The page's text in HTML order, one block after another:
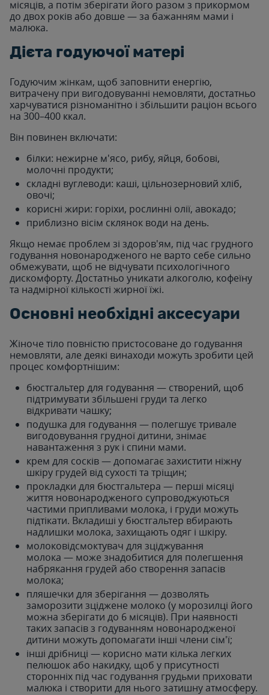
місяців, а потім зберігати його разом з прикормом
до двох років або довше — за бажанням мами і
малюка.
Дієта годуючої матері
Годуючим жінкам, щоб заповнити енергію,
витрачену при вигодовуванні немовляти, достатньо
харчуватися різноманітно і збільшити раціон всього
на 300–400 ккал.
Він повинен включати:
білки: нежирне м'ясо, рибу, яйця, бобові,
молочні продукти;
складні вуглеводи: каші, цільнозерновий хліб,
овочі;
корисні жири: горіхи, рослинні олії, авокадо;
приблизно вісім склянок води на день.
Якщо немає проблем зі здоров'ям, під час грудного
годування новонародженого не варто себе сильно
обмежувати, щоб не відчувати психологічного
дискомфорту. Достатньо уникати алкоголю, кофеїну
та надмірної кількості жирної їжі.
Основні необхідні аксесуари
Жіноче тіло повністю пристосоване до годування
немовляти, але деякі винаходи можуть зробити цей
процес комфортнішим:
бюстгальтер для годування — створений, щоб
підтримувати збільшені груди та легко
відкривати чашку;
подушка для годування — полегшує тривале
вигодовування грудної дитини, знімає
навантаження з рук і спини мами.
крем для сосків — допомагає захистити ніжну
шкіру грудей від сухості та тріщин;
прокладки для бюстгальтера — перші місяці
життя новонародженого супроводжуються
частими припливами молока, і груди можуть
підтікати. Вкладиші у бюстгальтер вбирають
надлишки молока, захищають одяг і шкіру.
молоковідсмоктувач для зціджування
молока — може знадобитися для полегшення
набрякання грудей або створення запасів
молока;
пляшечки для зберігання — дозволять
заморозити зціджене молоко (у морозилці його
можна зберігати до 6 місяців). При наявності
таких запасів з годуванням новонародженої
дитини можуть допомагати інші члени сім'ї;
інші дрібниці — корисно мати кілька легких
пелюшок або накидку, щоб у присутності
сторонніх під час годування грудьми приховати
малюка і створити для нього затишну атмосферу.